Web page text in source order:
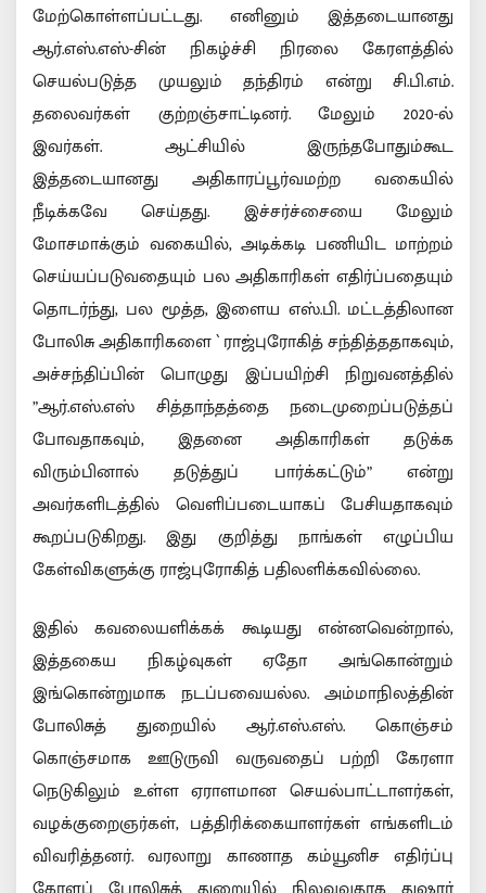
மேற்கொள்ளப்பட்டது. எனினும் இத்தடையானது
ஆர்.எஸ்.எஸ்-சின் நிகழ்ச்சி நிரலை கேரளத்தில்
செயல்படுத்த முயலும் தந்திரம் என்று சி.பி.எம்.
தலைவர்கள் குற்றஞ்சாட்டினர். மேலும் 2020-ல்
இவர்கள். ஆட்சியில் இருந்தபோதும்கூட
இத்தடையானது அதிகாரப்பூர்வமற்ற வகையில்
நீடிக்கவே செய்தது. இச்சர்ச்சையை மேலும்
மோசமாக்கும் வகையில், அடிக்கடி பணியிட மாற்றம்
செய்யப்படுவதையும் பல அதிகாரிகள் எதிர்ப்பதையும்
தொடர்ந்து, பல மூத்த, இளைய எஸ்.பி. மட்டத்திலான
போலிசு அதிகாரிகளை ` ராஜ்புரோகித் சந்தித்ததாகவும்,
அச்சந்திப்பின் பொழுது இப்பயிற்சி நிறுவனத்தில்
”ஆர்.எஸ்.எஸ் சித்தாந்தத்தை நடைமுறைப்படுத்தப்
போவதாகவும், இதனை அதிகாரிகள் தடுக்க
விரும்பினால் தடுத்துப் பார்க்கட்டும்” என்று
அவர்களிடத்தில் வெளிப்படையாகப் பேசியதாகவும்
கூறப்படுகிறது. இது குறித்து நாங்கள் எழுப்பிய
கேள்விகளுக்கு ராஜ்புரோகித் பதிலளிக்கவில்லை.
இதில் கவலையளிக்கக் கூடியது என்னவென்றால்,
இத்தகைய நிகழ்வுகள் ஏதோ அங்கொன்றும்
இங்கொன்றுமாக நடப்பவையல்ல. அம்மாநிலத்தின்
போலிசுத் துறையில் ஆர்.எஸ்.எஸ். கொஞ்சம்
கொஞ்சமாக ஊடுருவி வருவதைப் பற்றி கேரளா
நெடுகிலும் உள்ள ஏராளமான செயல்பாட்டாளர்கள்,
வழக்குறைஞர்கள், பத்திரிக்கையாளர்கள் எங்களிடம்
விவரித்தனர். வரலாறு காணாத கம்யூனிச எதிர்ப்பு